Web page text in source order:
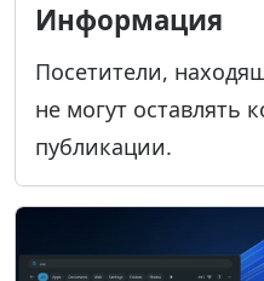
Информация
Посетители,
не могут оставлять
публикации.